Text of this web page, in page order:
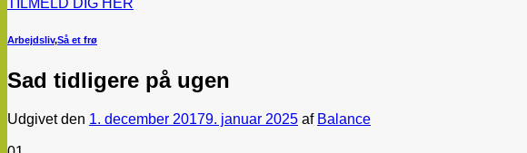
TILMELD DIG HER
Arbejdsliv,Så et frø
Sad tidligere på ugen
Udgivet den 1. december 20179. januar 2025 af Balance